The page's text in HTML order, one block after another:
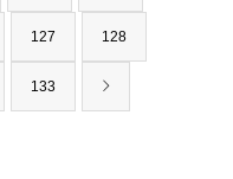
127 128
133